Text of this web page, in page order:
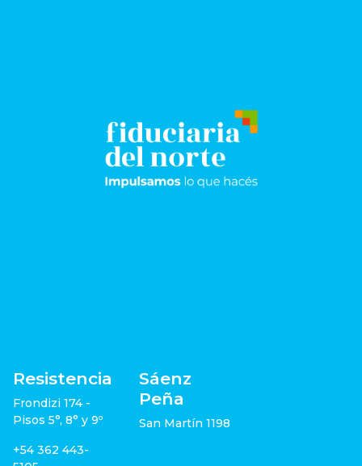
Resistencia
Frondizi 174 -
Pisos 5°, 8° y 9º
+54 362 443-
Sáenz
Peña
San Martín 1198